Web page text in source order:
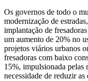
Os governos de todo o
modernização de
implantação de
um aumento de 20% no
projetos viários urbanos
fresadoras com baixo
15%, impulsionada pelas
necessidade de reduzir as